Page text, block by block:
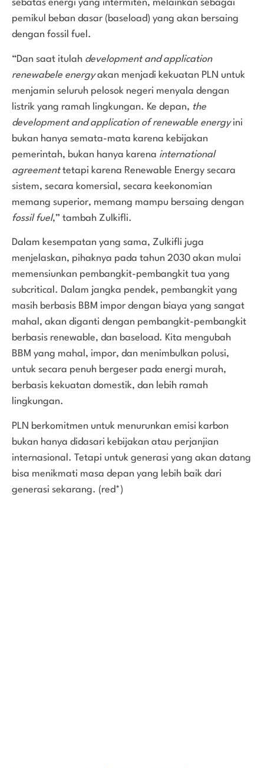
sebatas energi yang intermiten, melainkan sebagai
pemikul beban dasar (baseload) yang akan bersaing
dengan fossil fuel.
“Dan saat itulah development and application
renewabele energyakan menjadi kekuatan PLN untuk
menjamin seluruh pelosok negeri menyala dengan
listrik yang ramah lingkungan. Ke depan, the
development and application of renewable energyini
bukan hanya semata-mata karena kebijakan
pemerintah, bukan hanya karena international
agreementtetapi karena Renewable Energy secara
sistem, secara komersial, secara keekonomian
memang superior, memang mampu bersaing dengan
fossil fuel,” tambah Zulkifli.
Dalam kesempatan yang sama, Zulkifli juga
menjelaskan, pihaknya pada tahun 2030 akan mulai
memensiunkan pembangkit-pembangkit tua yang
subcritical. Dalam jangka pendek, pembangkit yang
masih berbasis BBM impor dengan biaya yang sangat
mahal, akan diganti dengan pembangkit-pembangkit
berbasis renewable, dan baseload. Kita mengubah
BBM yang mahal, impor, dan menimbulkan polusi,
untuk secara penuh bergeser pada energi murah,
berbasis kekuatan domestik, dan lebih ramah
lingkungan.
PLN berkomitmen untuk menurunkan emisi karbon
bukan hanya didasari kebijakan atau perjanjian
internasional. Tetapi untuk generasi yang akan datang
bisa menikmati masa depan yang lebih baik dari
generasi sekarang. (red*)